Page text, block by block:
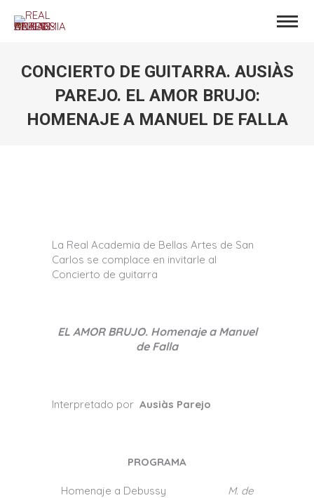
CONCIERTO DE GUITARRA. AUSIÀS
PAREJO. EL AMOR BRUJO:
HOMENAJE A MANUEL DE FALLA
La Real Academia de Bellas Artes de San
Carlos se complace en invitarle al
Concierto de guitarra
EL AMOR BRUJO. Homenaje a Manuel
de Falla
Interpretado por Ausiàs Parejo
PROGRAMA
Homenaje a Debussy M. de